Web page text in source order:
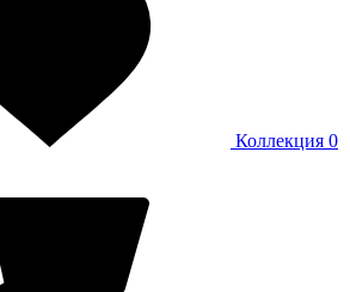
Коллекция 0